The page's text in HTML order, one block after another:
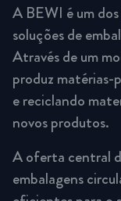
A BEWI é um
soluções de
Através de um
produz matérias-
e reciclando
novos produtos.
A oferta central
embalagens